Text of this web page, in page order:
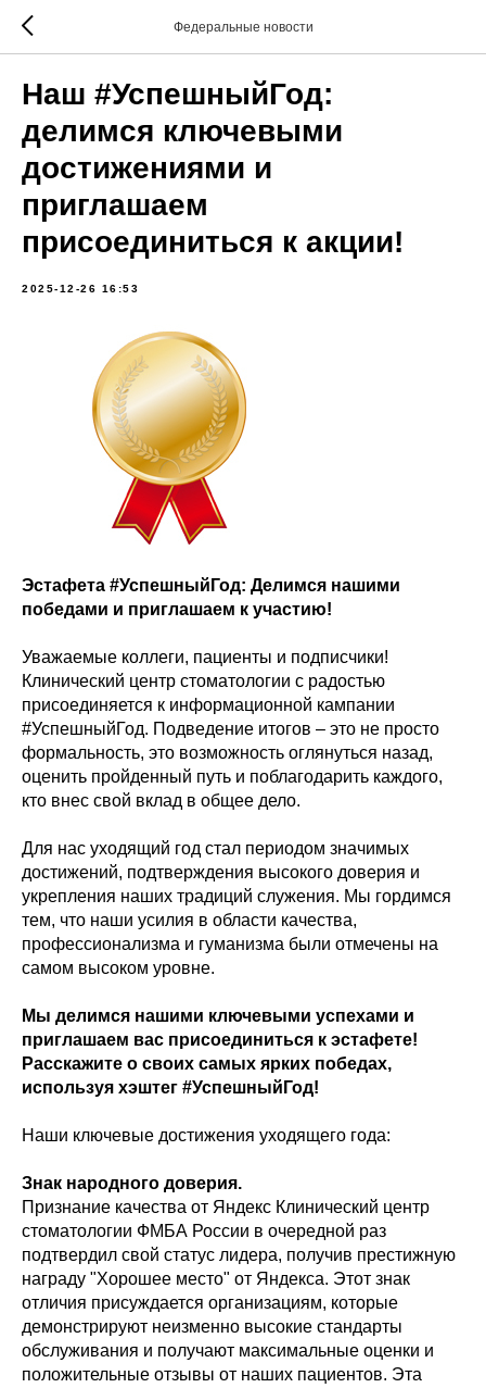
Федеральные новости
Наш #УспешныйГод:
делимся ключевыми
достижениями и
приглашаем
присоединиться к акции!
2025-12-26 16:53
Эстафета #УспешныйГод: Делимся нашими
победами и приглашаем к участию!
Уважаемые коллеги, пациенты и подписчики!
Клинический центр стоматологии с радостью
присоединяется к информационной кампании
#УспешныйГод. Подведение итогов – это не просто
формальность, это возможность оглянуться назад,
оценить пройденный путь и поблагодарить каждого,
кто внес свой вклад в общее дело.
Для нас уходящий год стал периодом значимых
достижений, подтверждения высокого доверия и
укрепления наших традиций служения. Мы гордимся
тем, что наши усилия в области качества,
профессионализма и гуманизма были отмечены на
самом высоком уровне.
Мы делимся нашими ключевыми успехами и
приглашаем вас присоединиться к эстафете!
Расскажите о своих самых ярких победах,
используя хэштег #УспешныйГод!
Наши ключевые достижения уходящего года:
Знак народного доверия.
Признание качества от Яндекс Клинический центр
стоматологии ФМБА России в очередной раз
подтвердил свой статус лидера, получив престижную
награду "Хорошее место" от Яндекса. Этот знак
отличия присуждается организациям, которые
демонстрируют неизменно высокие стандарты
обслуживания и получают максимальные оценки и
положительные отзывы от наших пациентов. Эта